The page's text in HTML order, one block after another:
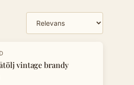
vintage brandy